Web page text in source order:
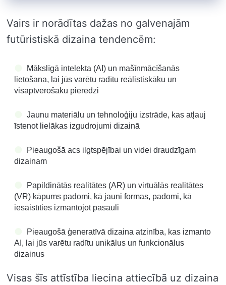
Vairs ir norādītas dažas no galvenajām
futūristiskā dizaina tendencēm:
Mākslīgā intelekta (AI) un mašīnmācīšanās
lietošana, lai jūs varētu radītu reālistiskāku un
visaptverošāku pieredzi
Jaunu materiālu un tehnoloģiju izstrāde, kas atļauj
īstenot lielākas izgudrojumi dizainā
Pieaugošā acs ilgtspējībai un videi draudzīgam
dizainam
Papildinātās realitātes (AR) un virtuālās realitātes
(VR) kāpums padomi, kā jauni formas, padomi, kā
iesaistīties izmantojot pasauli
Pieaugošā ģeneratīvā dizaina atzinība, kas izmanto
AI, lai jūs varētu radītu unikālus un funkcionālus
dizainus
Visas šīs attīstība liecina attiecībā uz dizaina